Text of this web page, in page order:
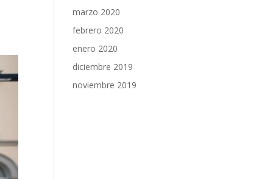
marzo 2020
febrero 2020
enero 2020
diciembre 2019
noviembre 2019